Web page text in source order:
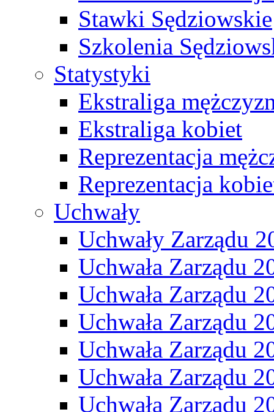
Stawki Sędziowskie
Szkolenia
Statystyki
Ekstraliga
Ekstraliga kobiet
Reprezentacja
Reprezentacja
Uchwały
Uchwały Zarządu
Uchwała Zarządu
Uchwała Zarządu
Uchwała Zarządu
Uchwała Zarządu
Uchwała Zarządu
Uchwała Zarządu